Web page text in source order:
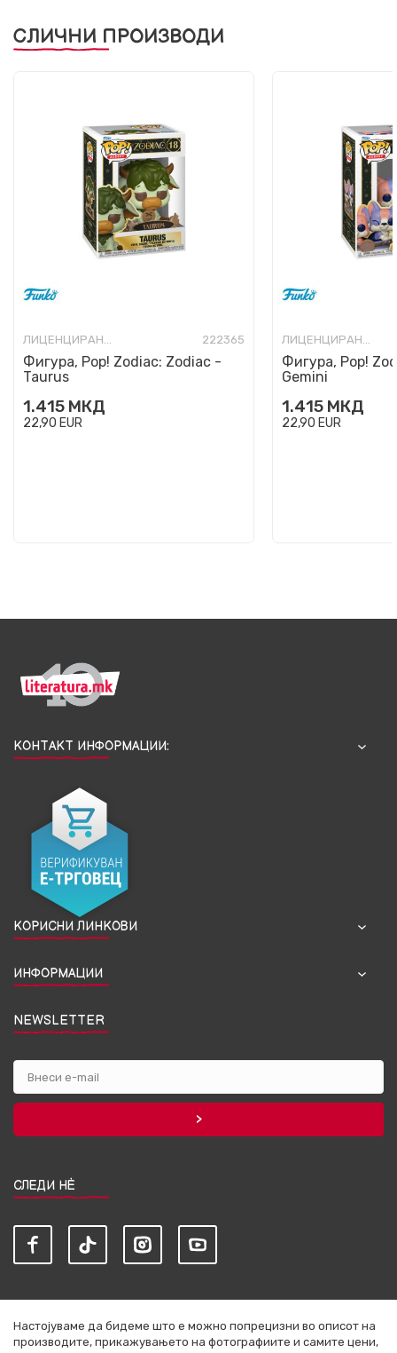
СЛИЧНИ ПРОИЗВОДИ
ЛИЦЕНЦИРАНИ ФИГУРИ И СЕТОВИ 222365
Фигура, Pop! Zodiac: Zodiac -
Taurus
1.415 МКД
22,90 EUR
ЛИЦЕНЦИРАНИ ФИГУРИ И СЕТОВИ
Фигура, Pop!
Gemini
1.415 МКД
22,90 EUR
КОНТАКТ ИНФОРМАЦИИ:
КОРИСНИ ЛИНКОВИ
ИНФОРМАЦИИ
NEWSLETTER
СЛЕДИ НЀ
Настојуваме да бидеме што е можно попрецизни во описот на
производите, прикажувањето на фотографиите и самите цени,